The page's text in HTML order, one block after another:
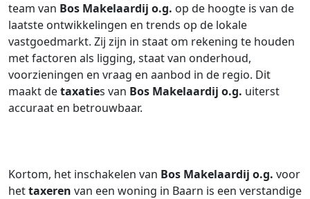
team van Bos Makelaardij o.g. op de hoogte is van de
laatste ontwikkelingen en trends op de lokale
vastgoedmarkt. Zij zijn in staat om rekening te houden
met factoren als ligging, staat van onderhoud,
voorzieningen en vraag en aanbod in de regio. Dit
maakt detaxaties van Bos Makelaardij o.g. uiterst
accuraat en betrouwbaar.
Kortom, het inschakelen van Bos Makelaardij o.g. voor
hettaxeren van een woning in Baarn is een verstandige